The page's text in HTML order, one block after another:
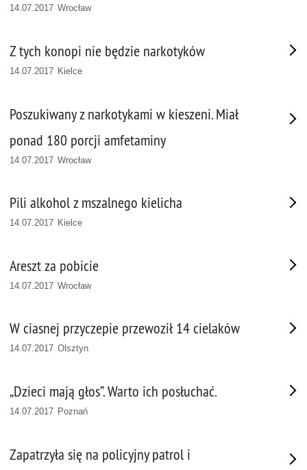
14.07.2017 Wrocław
Z tych konopi nie będzie narkotyków
14.07.2017 Kielce
Poszukiwany z narkotykami w kieszeni. Miał
ponad 180 porcji amfetaminy
14.07.2017 Wrocław
Pili alkohol z mszalnego kielicha
14.07.2017 Kielce
Areszt za pobicie
14.07.2017 Wrocław
W ciasnej przyczepie przewoził 14 cielaków
14.07.2017 Olsztyn
„Dzieci mają głos”. Warto ich posłuchać.
14.07.2017 Poznań
Zapatrzyła się na policyjny patrol i